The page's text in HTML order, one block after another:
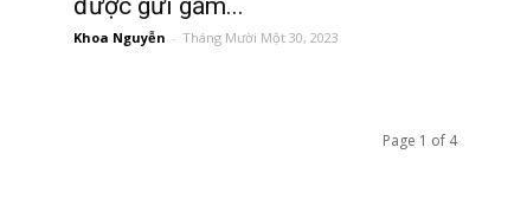
được gửi gắm...
Khoa Nguyễn - Tháng Mười Một 30, 2023
Page 1 of 4